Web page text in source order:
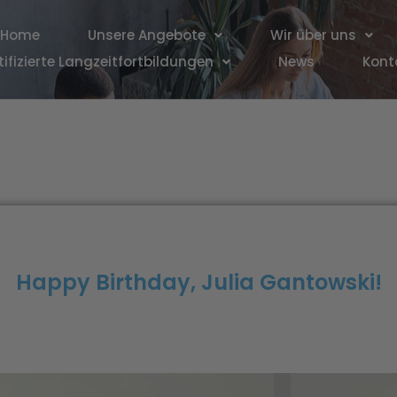
Home Unsere Angebote
Wir über uns
Langzeitfortbildungen
News
Happy Birthday, Julia Gantowski!